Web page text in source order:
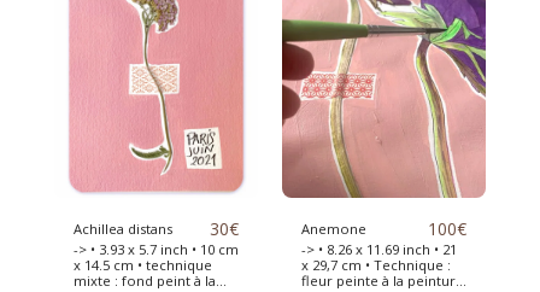
Achillea distans 30€
-> • 3.93 x 5.7 inch • 10 cm
x 14.5 cm • technique
mixte : fond peint à la
Anemone 100€
-> • 8.26 x 11.69 inch • 21
x 29,7 cm • Technique :
fleur peinte à la peinture